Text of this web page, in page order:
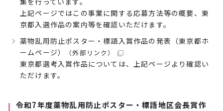
上記ページではこの事業に関する応募方法等の概要、東
京都入選作品の案内等を確認いただけます。
薬物乱用防止ポスター・標語入賞作品の発表（東京都ホ
ームページ）
（外部リンク）
東京都選考入賞作品については、上記ページより確認い
ただけます。
令和7年度薬物乱用防止ポスター・標語地区会長賞作